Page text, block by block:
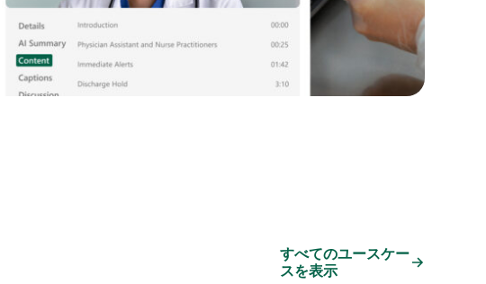
すべてのユースケー
スを表示